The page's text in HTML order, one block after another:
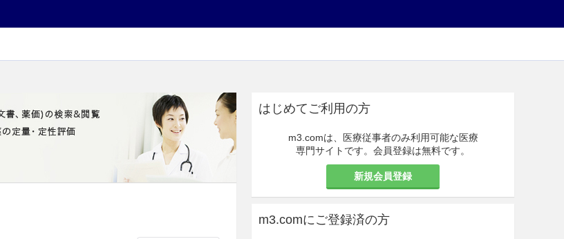
はじめてご利用の方
m3.comは、医療従事者のみ利用可能な医療
専門サイトです。会員登録は無料です。
新規会員登録
m3.comにご登録済の方